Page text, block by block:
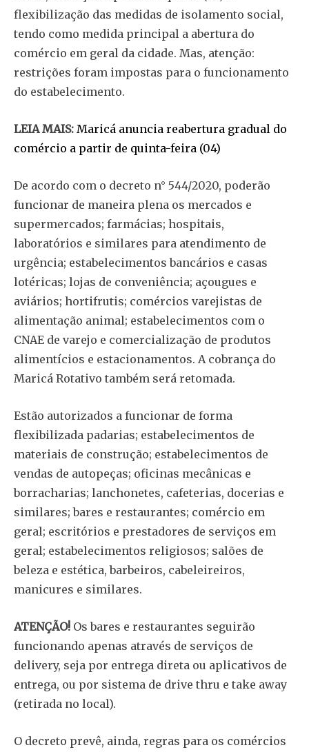
flexibilização das medidas de isolamento social,
tendo como medida principal a abertura do
comércio em geral da cidade. Mas, atenção:
restrições foram impostas para o funcionamento
do estabelecimento.
LEIA MAIS: Maricá anuncia reabertura gradual do
comércio a partir de quinta-feira (04)
De acordo com o decreto n° 544/2020, poderão
funcionar de maneira plena os mercados e
supermercados; farmácias; hospitais,
laboratórios e similares para atendimento de
urgência; estabelecimentos bancários e casas
lotéricas; lojas de conveniência; açougues e
aviários; hortifrutis; comércios varejistas de
alimentação animal; estabelecimentos com o
CNAE de varejo e comercialização de produtos
alimentícios e estacionamentos. A cobrança do
Maricá Rotativo também será retomada.
Estão autorizados a funcionar de forma
flexibilizada padarias; estabelecimentos de
materiais de construção; estabelecimentos de
vendas de autopeças; oficinas mecânicas e
borracharias; lanchonetes, cafeterias, docerias e
similares; bares e restaurantes; comércio em
geral; escritórios e prestadores de serviços em
geral; estabelecimentos religiosos; salões de
beleza e estética, barbeiros, cabeleireiros,
manicures e similares.
ATENÇÃO! Os bares e restaurantes seguirão
funcionando apenas através de serviços de
delivery, seja por entrega direta ou aplicativos de
entrega, ou por sistema de drive thru e take away
(retirada no local).
O decreto prevê, ainda, regras para os comércios